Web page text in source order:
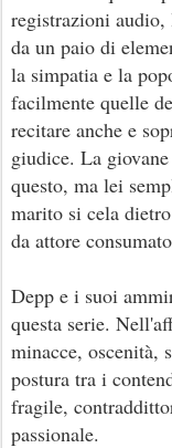
registrazioni
da un paio di
la simpatia e la
facilmente quelle
recitare anche e
giudice. La
questo, ma lei
marito si cela
da attore
Depp e i suoi
questa serie.
minacce, oscenità,
postura tra i
fragile,
passionale.